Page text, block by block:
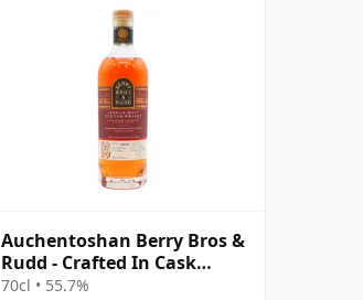
Auchentoshan Berry Bros &
Rudd - Crafted In Cask
Single Pomerol 2010 15
70cl • 55.7%